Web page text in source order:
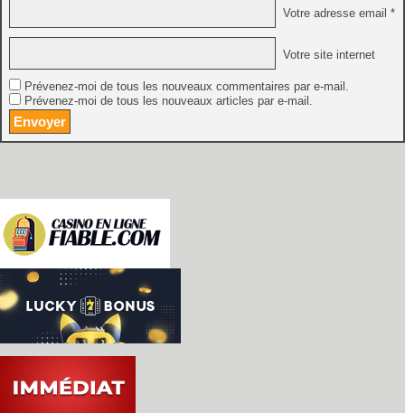
Votre adresse email *
Votre site internet
Prévenez-moi de tous les nouveaux commentaires par e-mail.
Prévenez-moi de tous les nouveaux articles par e-mail.